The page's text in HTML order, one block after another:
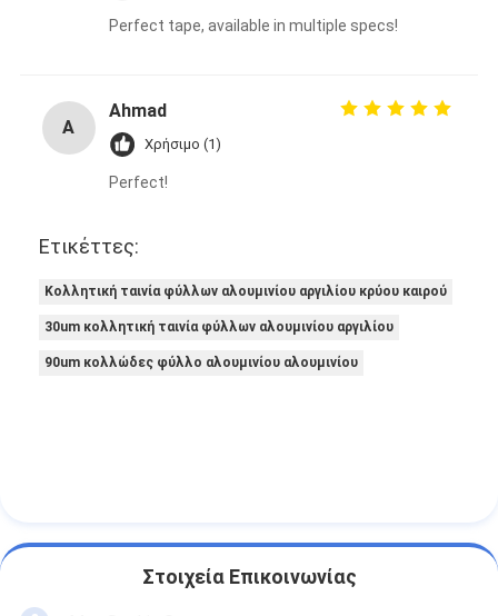
Perfect tape, available in multiple specs!
A
Ahmad
Χρήσιμο (1)
Perfect!
Ετικέττες:
Κολλητική ταινία φύλλων αλουμινίου αργιλίου κρύου καιρού
30um κολλητική ταινία φύλλων αλουμινίου αργιλίου
90um κολλώδες φύλλο αλουμινίου αλουμινίου
Στοιχεία Επικοινωνίας